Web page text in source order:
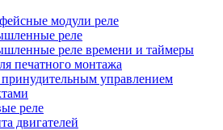
модули реле
реле
реле времени и таймеры
печатного монтажа
принудительным управлением
реле
двигателей